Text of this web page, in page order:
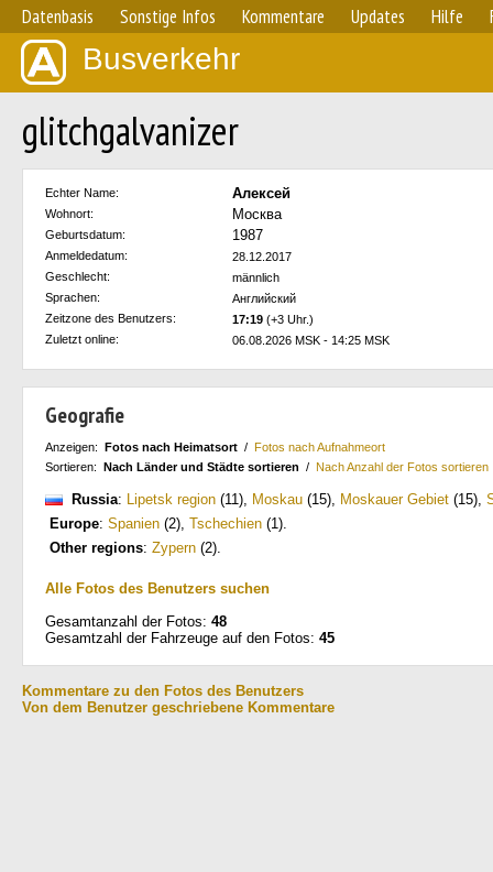
Datenbasis Sonstige Infos Kommentare Updates Hilfe
Busverkehr
glitchgalvanizer
Echter Name: Алексей
Wohnort: Москва
Geburtsdatum: 1987
Anmeldedatum:
28.12.2017
Geschlecht:
männlich
Sprachen:
Английский
Zeitzone des Benutzers:
17:19 (+3 Uhr.)
Zuletzt online:
06.08.2026 MSK - 14:25 MSK
Geografie
Anzeigen: Fotos nach Heimatsort / Fotos nach Aufnahmeort
Sortieren: Nach Länder und Städte sortieren / Nach Anzahl der Fotos sortieren
Russia: Lipetsk region (11), Moskau (15), Moskauer Gebiet (15),
Europe: Spanien (2), Tschechien (1).
Other regions: Zypern (2).
Alle Fotos des Benutzers suchen
Gesamtanzahl der Fotos: 48
Gesamtzahl der Fahrzeuge auf den Fotos: 45
Kommentare zu den Fotos des Benutzers
Von dem Benutzer geschriebene Kommentare